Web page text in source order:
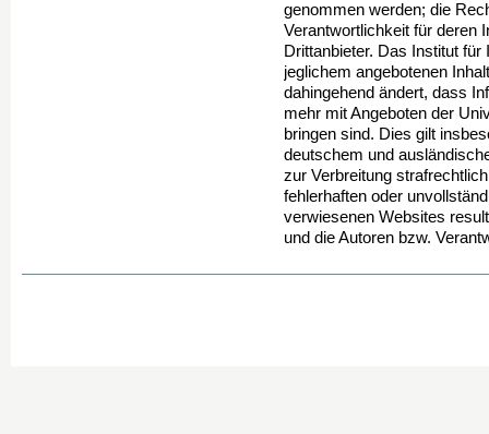
genommen werden; die
Verantwortlichkeit für deren
Drittanbieter. Das Institut
jeglichem angebotenen
dahingehend ändert, dass
mehr mit Angeboten der
bringen sind. Dies gilt
deutschem und
zur Verbreitung
fehlerhaften oder
verwiesenen Websites
und die Autoren bzw.